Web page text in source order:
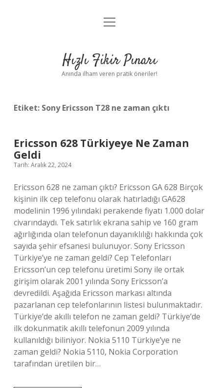
Anasayfa
Yasal Uyarı
menüyü
Hızlı Fikir Pınarı
Anında ilham veren pratik öneriler!
Etiket: Sony Ericsson T28 ne zaman çıktı
Ericsson 628 Türkiyeye Ne Zaman
Geldi
Tarih: Aralık 22, 2024
Ericsson 628 ne zaman çıktı? Ericsson GA 628 Birçok
kişinin ilk cep telefonu olarak hatırladığı GA628
modelinin 1996 yılındaki perakende fiyatı 1.000 dolar
civarındaydı. Tek satırlık ekrana sahip ve 160 gram
ağırlığında olan telefonun dayanıklılığı hakkında çok
sayıda şehir efsanesi bulunuyor. Sony Ericsson
Türkiye’ye ne zaman geldi? Cep Telefonları
Ericsson’un cep telefonu üretimi Sony ile ortak
girişim olarak 2001 yılında Sony Ericsson’a
devredildi. Aşağıda Ericsson markası altında
pazarlanan cep telefonlarının listesi bulunmaktadır.
Türkiye’de akıllı telefon ne zaman geldi? Türkiye’de
ilk dokunmatik akıllı telefonun 2009 yılında
kullanıldığı biliniyor. Nokia 5110 Türkiye’ye ne
zaman geldi? Nokia 5110, Nokia Corporation
tarafından üretilen bir…